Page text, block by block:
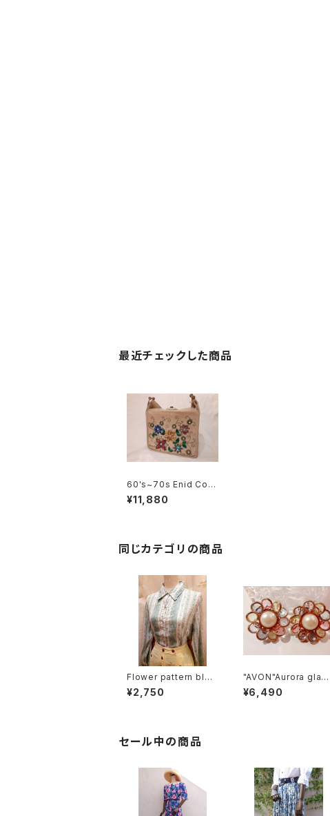
最近チェックした商品
60's~70s Enid Coli
ns Bag jewell gard
en 花 エニッドコリ
¥11,880
同じカテゴリの商品
Flower pattern blou
se 花柄ブラウス
¥2,750
"AVON"Aurora glass
flower motif earring
s オーロラガラス フラワ
¥6,490
セール中の商品